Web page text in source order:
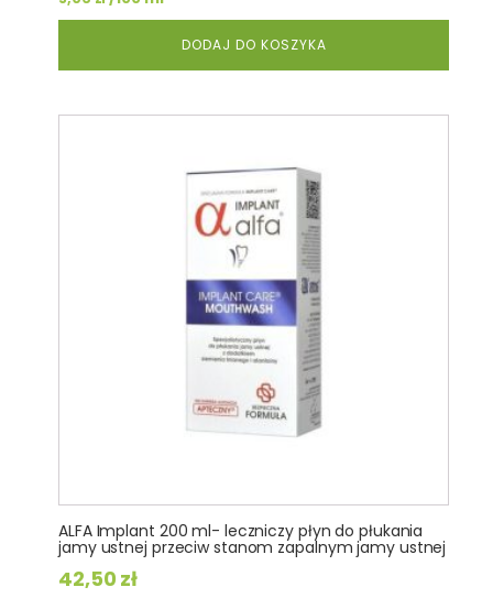
DODAJ DO KOSZYKA
ALFA Implant 200 ml- leczniczy płyn do płukania
jamy ustnej przeciw stanom zapalnym jamy ustnej
42,50 zł